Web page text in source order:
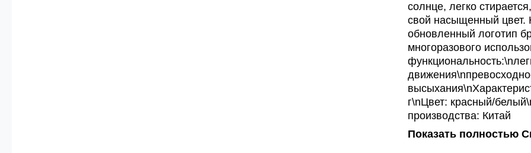
солнце, легко
свой насыщенный цвет.
обновленный логотип
многоразового
г\nЦвет: красный/
производства: Китай
Показать полностью